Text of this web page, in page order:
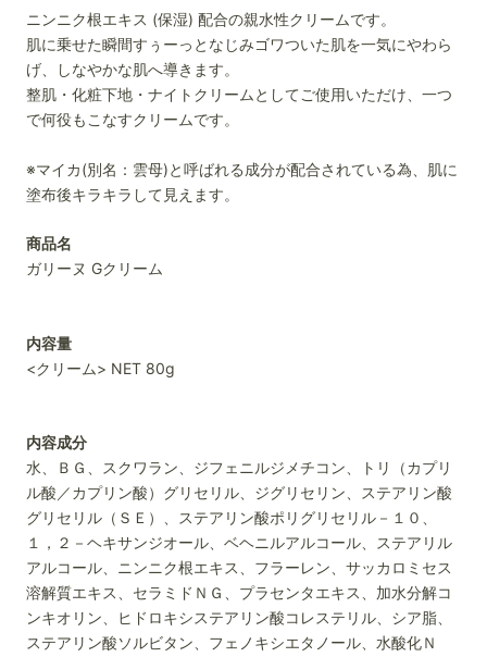
ニンニク根エキス (保湿) 配合の親水性クリームです。
肌に乗せた瞬間すぅーっとなじみゴワついた肌を一気にやわら
げ、しなやかな肌へ導きます。
整肌・化粧下地・ナイトクリームとしてご使用いただけ、一つ
で何役もこなすクリームです。
※マイカ(別名：雲母)と呼ばれる成分が配合されている為、肌に
塗布後キラキラして見えます。
商品名
ガリーヌ Gクリーム
内容量
<クリーム> NET 80g
内容成分
水、ＢＧ、スクワラン、ジフェニルジメチコン、トリ（カプリ
ル酸／カプリン酸）グリセリル、ジグリセリン、ステアリン酸
グリセリル（ＳＥ）、ステアリン酸ポリグリセリル－１０、
１，２－ヘキサンジオール、ベヘニルアルコール、ステアリル
アルコール、ニンニク根エキス、フラーレン、サッカロミセス
溶解質エキス、セラミドＮＧ、プラセンタエキス、加水分解コ
ンキオリン、ヒドロキシステアリン酸コレステリル、シア脂、
ステアリン酸ソルビタン、フェノキシエタノール、水酸化Ｎ